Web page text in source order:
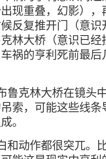
现重叠，幻影）
反复推开门（意
林大桥（意识已
祸的亨利死前最
鲁克林大桥在镜头
索，可能这些线
组成。
和动作都很突兀。